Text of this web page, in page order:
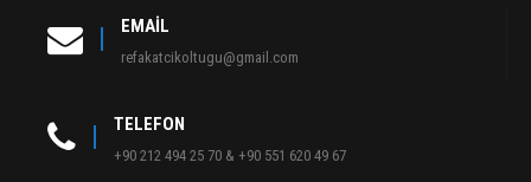
EMAIL
refakatcikoltugu@gmail.com
TELEFON
+90 212 494 25 70 & +90 551 620 49 67